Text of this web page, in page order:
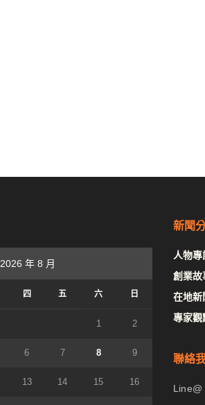
2026 年 8 月
四 五 六 日
1 2
6 7 8 9
13 14 15 16
新聞
人物專
創業故
在地新
專家觀
聯絡
Line@